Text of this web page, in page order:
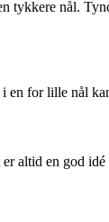
tykkere nål.
en for lille nål
altid en god